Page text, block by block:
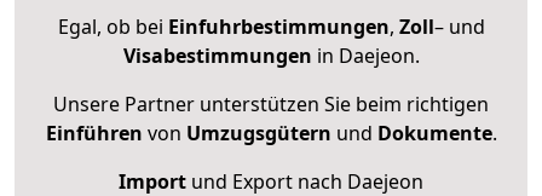
Egal, ob bei Einfuhrbestimmungen, Zoll– und
Visabestimmungen in Daejeon.
Unsere Partner unterstützen Sie beim richtigen
Einführen von Umzugsgütern und Dokumente.
Import und Export nach Daejeon